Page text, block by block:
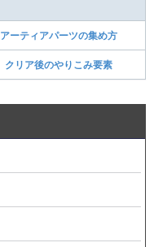
アーティアパーツの集め方
クリア後のやりこみ要素